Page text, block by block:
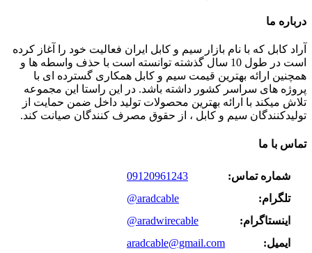
درباره ما
آراد کابل که با نام بازار سیم و کابل ایران فعالیت خود را آغاز کرده
است در طول 10 سال گذشته توانسته است با حذف واسطه ها و
همچنین ارائه بهترین قیمت سیم و کابل همکاری گسترده ای با
پروژه های سراسر کشور داشته باشد. در این راستا این مجموعه
تلاش میکند با ارائه بهترین محصولات تولید داخل ضمن حمایت از
تولیدکنندگان سیم و کابل ، از حقوق مصرف کنندگان صیانت کند.
تماس با ما
شماره تماس:
09120961243
تلگرام:
@aradcable
اینستاگرام:
@aradwirecable
ایمیل:
aradcable@gmail.com